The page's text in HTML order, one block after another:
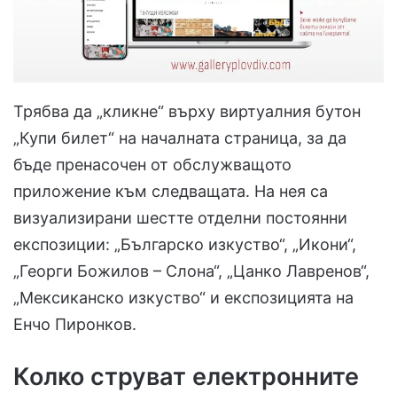
Трябва да „кликне“ върху виртуалния бутон
„Купи билет“ на началната страница, за да
бъде пренасочен от обслужващото
приложение към следващата. На нея са
визуализирани шестте отделни постоянни
експозиции: „Българско изкуство“, „Икони“,
„Георги Божилов – Слона“, „Цанко Лавренов“,
„Мексиканско изкуство“ и експозицията на
Енчо Пиронков.
Колко струват електронните